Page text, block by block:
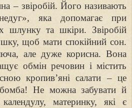
– звіробій. Його називають
яка допомагає при
шлунку та шкіри. Звіробій
щоб мати спокійний сон.
але дуже корисна. Вона
обмін речовин і містить
кропив’яні салати – це
бомба! Не можна забувати й
материнку, які є